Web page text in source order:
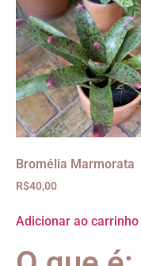
Bromélia Marmorata
R$40,00
Adicionar ao carrinho